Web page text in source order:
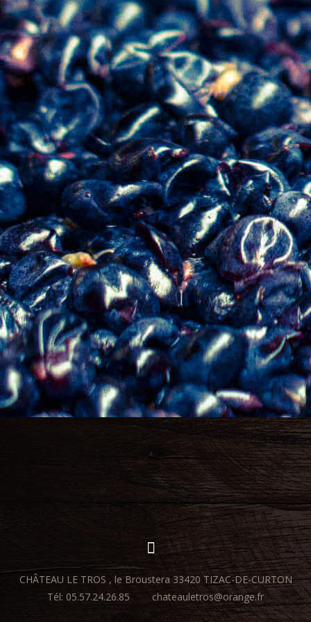
CHÂTEAU LE TROS , le Broustera 33420 TIZAC-DE-CURTON
Tél: 05.57.24.26.85
chateauletros@orange.fr